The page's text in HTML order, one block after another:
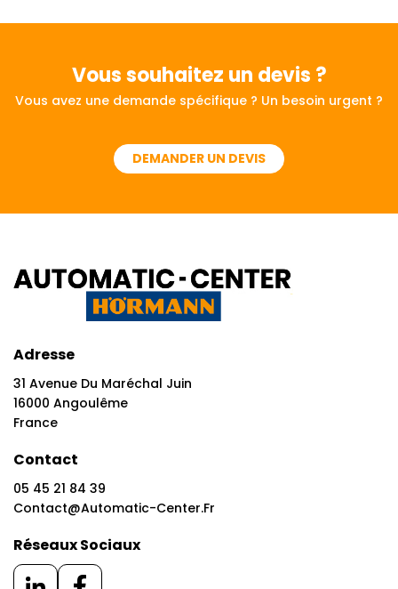
Vous souhaitez un devis ?
Vous avez une demande spécifique ? Un besoin urgent ?
DEMANDER UN DEVIS
Adresse
31 Avenue Du Maréchal Juin
16000 Angoulême
France
Contact
05 45 21 84 39
Contact@automatic-Center.fr
Réseaux Sociaux